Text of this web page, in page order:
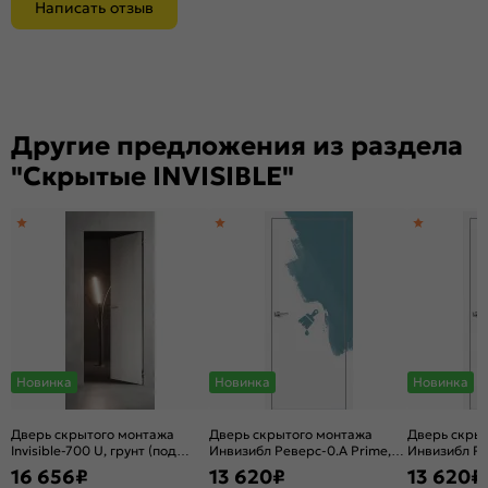
Написать отзыв
Другие предложения из раздела
"Скрытые INVISIBLE"
Новинка
Дверь скрытого монтажа
Invisible-700 U, грунт (под
окраску), правое открывание,
Грунт, каркасно-щитовая
16 656₽
Новинка
Дверь скрытого монтажа
Инвизибл Реверс-0.А Prime,
грунт (под окраску), левое
открывание, Грунт, кромка
13 620₽
Новинка
Дверь
Инвизибл
грунт (под
13 620₽